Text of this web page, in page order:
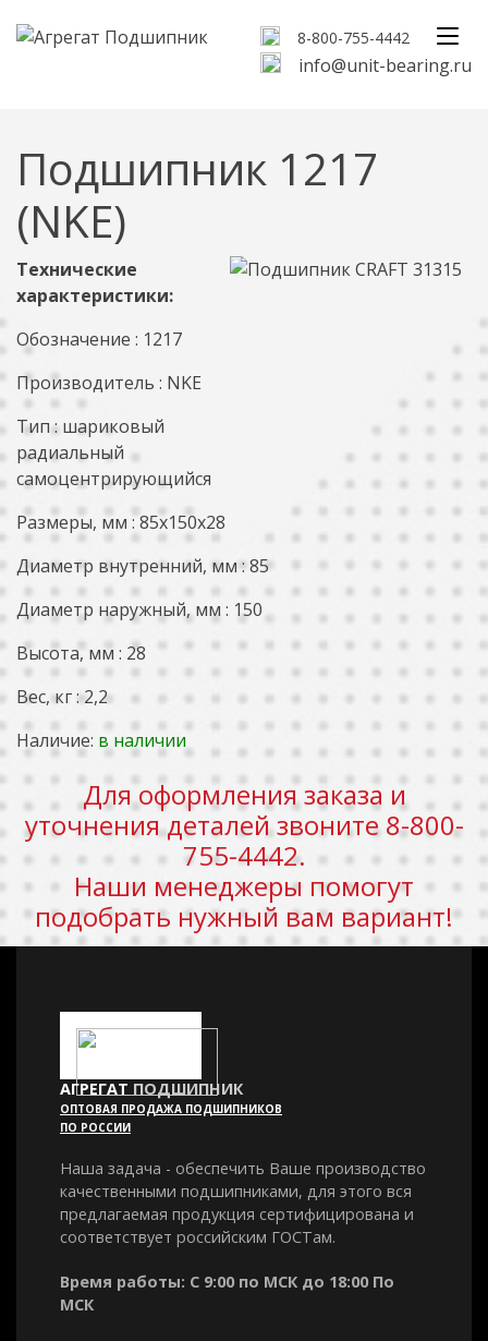
8-800-755-4442
info@unit-bearing.ru
Подшипник 1217
(NKE)
Технические
характеристики:
Обозначение : 1217
Производитель : NKE
Тип : шариковый
радиальный
самоцентрирующийся
Размеры, мм : 85x150x28
Диаметр внутренний, мм : 85
Диаметр наружный, мм : 150
Высота, мм : 28
Вес, кг : 2,2
Наличие: в наличии
Для оформления заказа и
уточнения деталей звоните 8-800-
755-4442.
Наши менеджеры помогут
подобрать нужный вам вариант!
АГРЕГАТ ПОДШИПНИК
ОПТОВАЯ ПРОДАЖА ПОДШИПНИКОВ
ПО РОССИИ
Наша задача - обеспечить Ваше производство
качественными подшипниками, для этого вся
предлагаемая продукция сертифицирована и
соответствует российским ГОСТам.
Время работы: С 9:00 по МСК до 18:00 По
МСК